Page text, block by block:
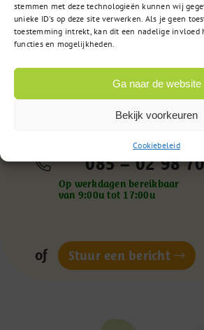
stemmen met deze technologieën kunnen wij
unieke ID's op deze site verwerken. Als je geen
toestemming intrekt, kan dit een nadelige invloed
functies en mogelijkheden.
Ga naar de website
Bekijk voorkeuren
Cookiebeleid
Vragen?
085 – 02 98
Op werkdagen bereikbaar
van 9:00u tot 17:00u
of Stuur een bericht